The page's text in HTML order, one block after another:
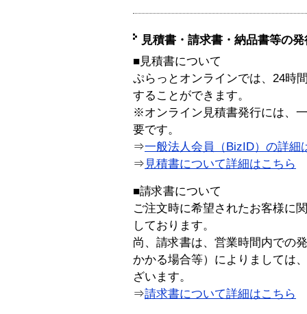
見積書・請求書・納品書等の
■見積書について
ぷらっとオンラインでは、24時
することができます。
※オンライン見積書発行には、
要です。
⇒一般法人会員（BizID）の詳細
⇒ 見積書について詳細はこちら
■請求書について
ご注文時に希望されたお客様に
しております。
尚、請求書は、営業時間内での
かかる場合等）によりましては
ざいます。
⇒請求書について詳細はこちら